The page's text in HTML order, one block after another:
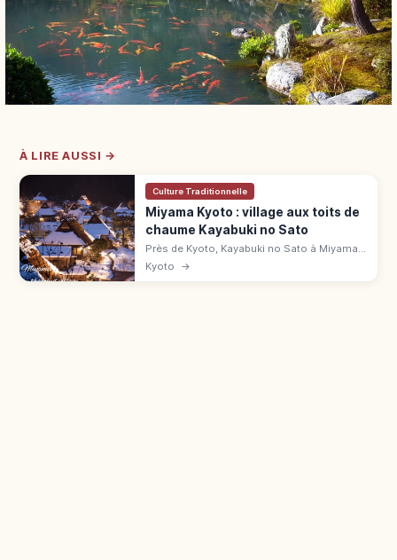
À LIRE AUSSI →
Culture Traditionnelle
Miyama Kyoto : village aux toits de
chaume Kayabuki no Sato
Près de Kyoto, Kayabuki no Sato à Miyama
compte 39 chaumières sur 50 maisons.
Musée, parking, accès en bus depuis
Kyoto →